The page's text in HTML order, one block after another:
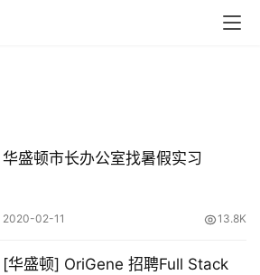
华盛顿市长办公室找暑假实习
2020-02-11 13.8K
[华盛顿] OriGene 招聘Full Stack